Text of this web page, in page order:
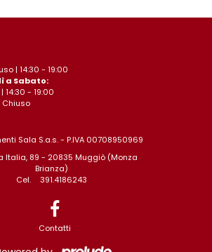
| 14:30 - 19:00
a Sabato:
14:30 - 19:00
Chiuso
Sala S.a.s. - P.IVA 00708950969
Italia, 89 - 20835 Muggiò (Monza
Brianza)
Cel.
391.4186243
Contatti